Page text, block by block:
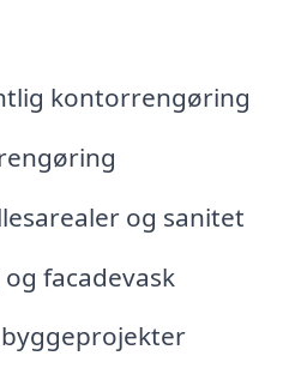
kontorrengøring
og sanitet
facadevask